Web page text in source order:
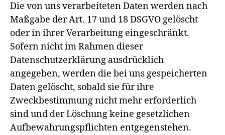
Die von uns verarbeiteten Daten werden nach
Maßgabe der Art. 17 und 18 DSGVO gelöscht
oder in ihrer Verarbeitung eingeschränkt.
Sofern nicht im Rahmen dieser
Datenschutzerklärung ausdrücklich
angegeben, werden die bei uns gespeicherten
Daten gelöscht, sobald sie für ihre
Zweckbestimmung nicht mehr erforderlich
sind und der Löschung keine gesetzlichen
Aufbewahrungspflichten entgegenstehen.